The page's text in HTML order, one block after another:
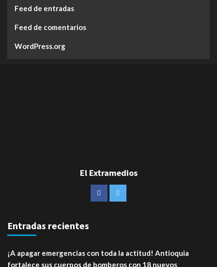
Feed de entradas
Feed de comentarios
WordPress.org
El Extramedios
Entradas recientes
¡A apagar emergencias con toda la actitud! Antioquia
fortalece sus cuerpos de bomberos con 18 nuevos